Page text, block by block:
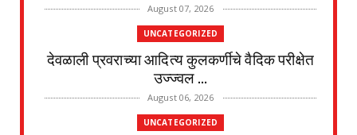
August 07, 2026
UNCATEGORIZED
देवळाली प्रवराच्या आदित्य कुलकर्णीचे वैदिक परीक्षेत
उज्ज्वल ...
August 06, 2026
UNCATEGORIZED